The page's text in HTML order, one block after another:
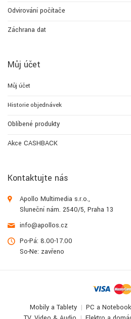
Odvirování počítače
Záchrana dat
Můj účet
Můj účet
Historie objednávek
Oblíbené produkty
Akce CASHBACK
Kontaktujte nás
Apollo Multimedia s.r.o.,
Sluneční nám. 2540/5, Praha 13
info@apollos.cz
Po-Pá: 8.00-17.00
So-Ne: zavřeno
Mobily a Tablety PC a